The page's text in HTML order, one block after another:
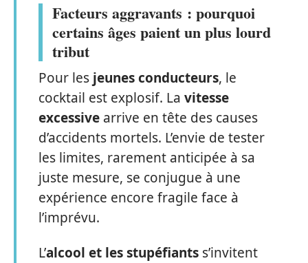
Facteurs aggravants : pourquoi
certains âges paient un plus lourd
tribut
Pour les jeunes conducteurs, le
cocktail est explosif. La vitesse
excessive arrive en tête des causes
d’accidents mortels. L’envie de tester
les limites, rarement anticipée à sa
juste mesure, se conjugue à une
expérience encore fragile face à
l’imprévu.
L’alcool et les stupéfiants s’invitent